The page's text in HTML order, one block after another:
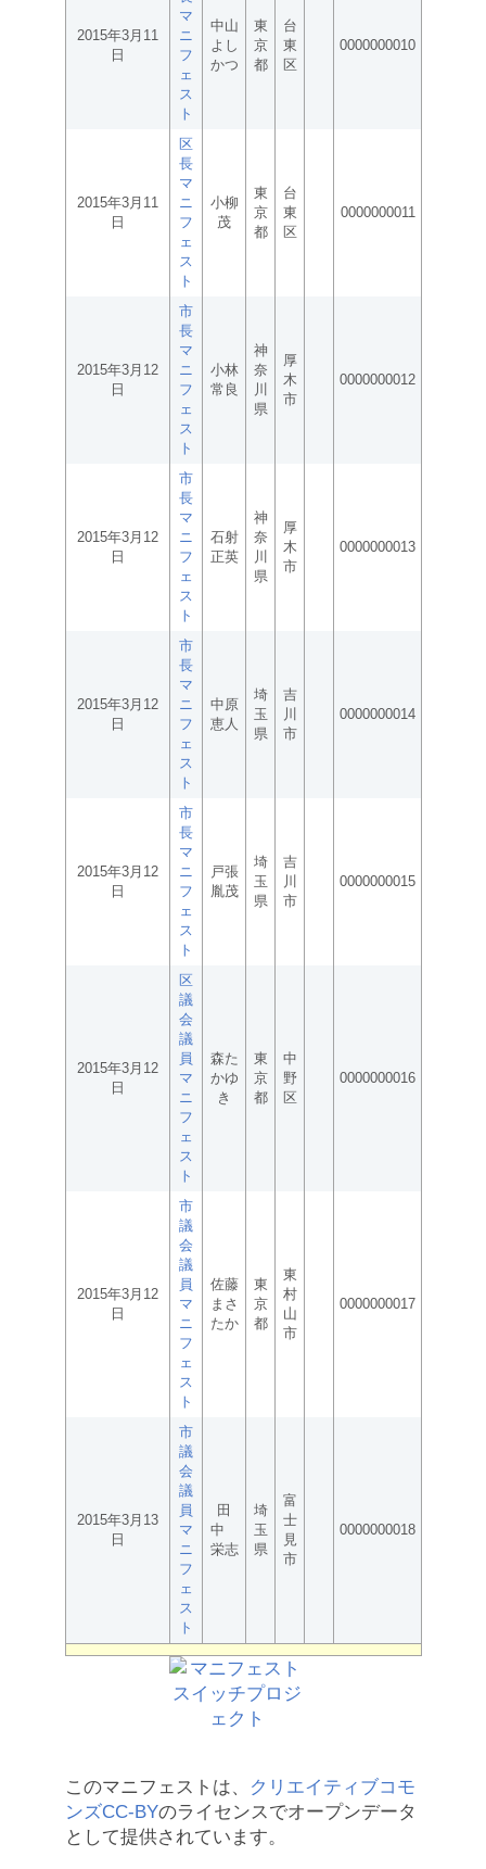
2015年3月11
日
マ
ニ
フ
ェ
ス
ト
中山
よし
かつ
東
京
都
台
東
区
0000000010
2015年3月11
日
区
長
マ
ニ
フ
ェ
ス
ト
小柳
茂
東
京
都
台
東
区
0000000011
2015年3月12
日
市
長
マ
ニ
フ
ェ
ス
ト
小林
常良
神
奈
川
県
厚
木
市
0000000012
2015年3月12
日
市
長
マ
ニ
フ
ェ
ス
ト
石射
正英
神
奈
川
県
厚
木
市
0000000013
2015年3月12
日
市
長
マ
ニ
フ
ェ
ス
ト
中原
恵人
埼
玉
県
吉
川
市
0000000014
2015年3月12
日
市
長
マ
ニ
フ
ェ
ス
ト
戸張
胤茂
埼
玉
県
吉
川
市
0000000015
2015年3月12
日
区
議
会
議
員
マ
ニ
フ
ェ
ス
ト
森た
かゆ
き
東
京
都
中
野
区
0000000016
2015年3月12
日
市
議
会
議
員
マ
ニ
フ
ェ
ス
ト
佐藤
まさ
たか
東
京
都
東
村
山
市
0000000017
2015年3月13
日
市
議
会
議
員
マ
ニ
フ
ェ
ス
ト
田
中
栄志
埼
玉
県
富
士
見
市
0000000018
このマニフェストは、
クリエイティブコモ
ンズCC-BYのライセンスでオープンデータ
として提供されています。